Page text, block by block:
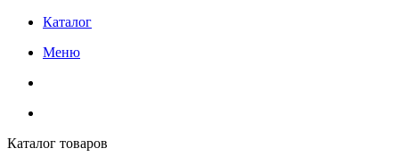
Каталог
Меню
Каталог товаров